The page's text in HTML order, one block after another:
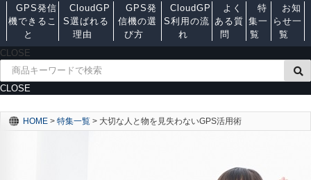
GPS発信
機できるこ
と
CloudGP
S選ばれる
理由
GPS発
信機の選
び方
CloudGP
S利用の流
れ
よく
ある質
問
特
集一
覧
お知
らせ一
覧
CLOSE
CLOSE
HOME > 特集一覧 > 大切な人と物を見失わないGPS活用術